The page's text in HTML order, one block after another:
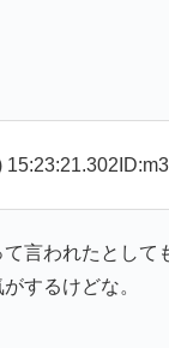
言われたとして
するけどな。